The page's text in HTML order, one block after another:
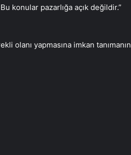
konular pazarlığa açık değildir.”
olanı yapmasına imkan tanımanın